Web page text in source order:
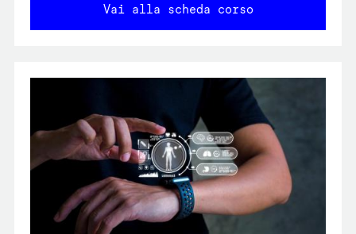
Vai alla scheda corso